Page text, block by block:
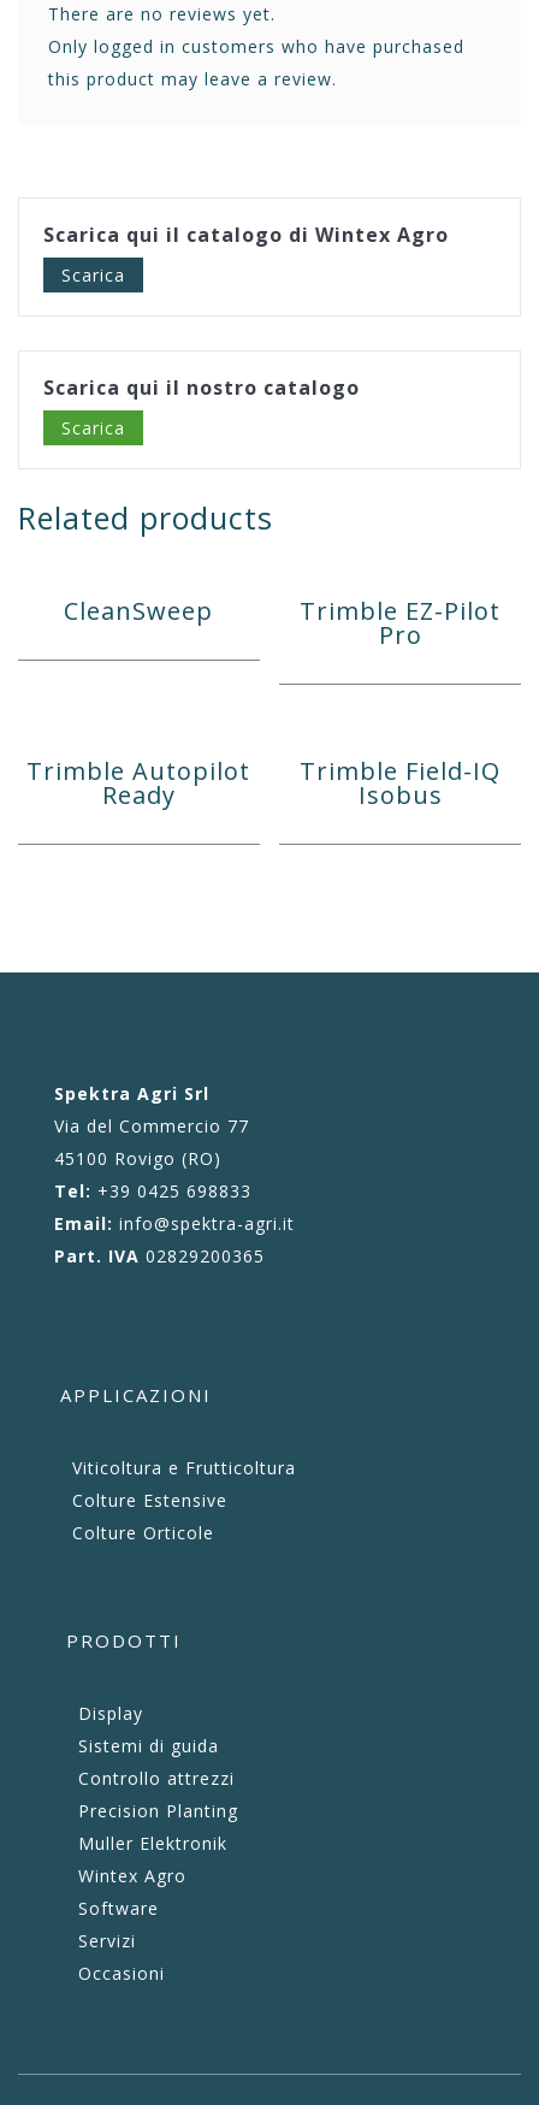
There are no reviews yet.
Only logged in customers who have purchased
this product may leave a review.
Scarica qui il catalogo di Wintex Agro
Scarica
Scarica qui il nostro catalogo
Scarica
Related products
CleanSweep Trimble EZ-Pilot
Pro
Trimble Autopilot
Ready
Trimble Field-IQ
Isobus
Spektra Agri Srl
Via del Commercio 77
45100 Rovigo (RO)
Tel: +39 0425 698833
Email: info@spektra-agri.it
Part. IVA 02829200365
APPLICAZIONI
Viticoltura e Frutticoltura
Colture Estensive
Colture Orticole
PRODOTTI
Display
Sistemi di guida
Controllo attrezzi
Precision Planting
Muller Elektronik
Wintex Agro
Software
Servizi
Occasioni